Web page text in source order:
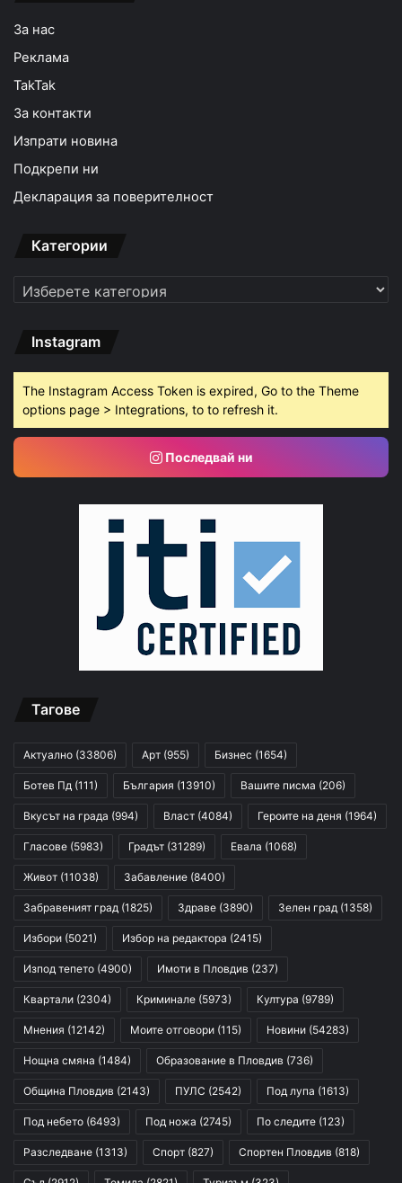
За нас
Реклама
TakTak
За контакти
Изпрати новина
Подкрепи ни
Декларация за поверителност
Категории
Категории
Instagram
The Instagram Access Token is expired, Go to the Theme
options page > Integrations, to to refresh it.
Последвай ни
Тагове
Актуално (33806) Арт (955) Бизнес (1654)
Ботев Пд (111) България (13910) Вашите писма (206)
Вкусът на града (994) Власт (4084) Героите на деня (1964)
Гласове (5983) Градът (31289) Евала (1068)
Живот (11038) Забавление (8400)
Забравеният град (1825) Здраве (3890) Зелен град (1358)
Избори (5021) Избор на редактора (2415)
Изпод тепето (4900) Имоти в Пловдив (237)
Квартали (2304) Криминале (5973) Култура (9789)
Мнения (12142) Моите отговори (115) Новини (54283)
Нощна смяна (1484) Образование в Пловдив (736)
Община Пловдив (2143) ПУЛС (2542) Под лупа (1613)
Под небето (6493) Под ножа (2745) По следите (123)
Разследване (1313) Спорт (827) Спортен Пловдив (818)